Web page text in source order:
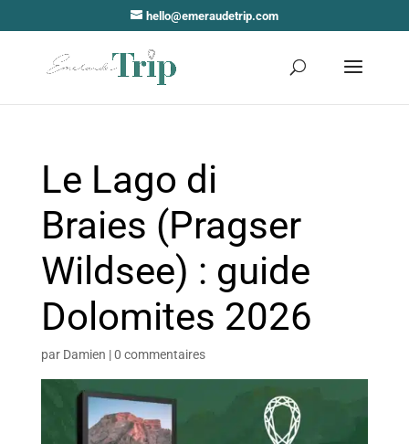
hello@emeraudetrip.com
Le Lago di
Braies (Pragser
Wildsee) : guide
Dolomites 2026
par Damien |0 commentaires